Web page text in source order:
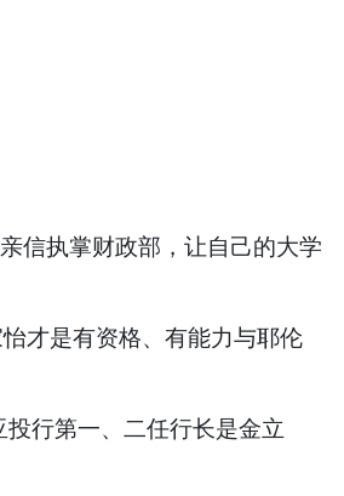
信执掌财政部，让自己的大学
才是有资格、有能力与耶伦
行第一、二任行长是金立